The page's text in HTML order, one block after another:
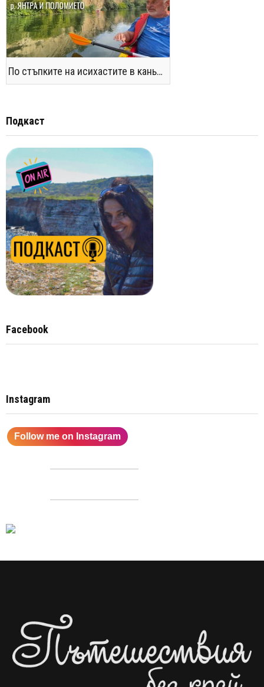
По стъпките на исихастите в каньоните на р. Янтра и Поломието
Подкаст
Facebook
Instagram
Follow me on Instagram